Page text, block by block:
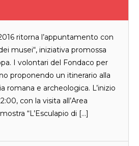
ritorna l’appuntamento con
musei“, iniziativa promossa
I volontari del Fondaco per
proponendo un itinerario alla
romana e archeologica. L’inizio
con la visita all’Area
“L’Esculapio di […]